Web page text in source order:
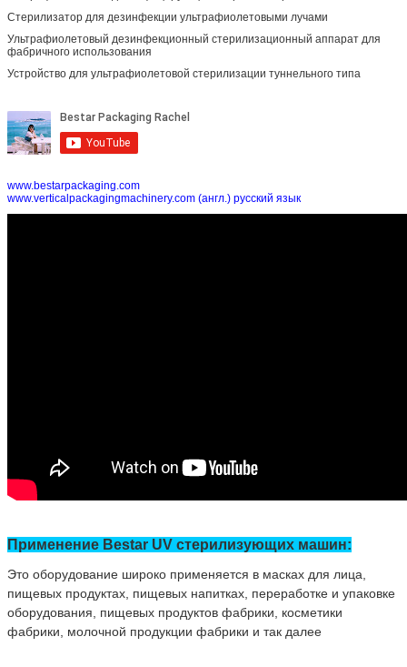
Стерилизатор для дезинфекции ультрафиолетовыми лучами
Ультрафиолетовый дезинфекционный стерилизационный аппарат для
фабричного использования
Устройство для ультрафиолетовой стерилизации туннельного типа
www.bestarpackaging.com
www.verticalpackagingmachinery.com (англ.) русский язык
Применение Bestar UV стерилизующих машин:
Это оборудование широко применяется в масках для лица,
пищевых продуктах, пищевых напитках, переработке и упаковке
оборудования, пищевых продуктов фабрики, косметики
фабрики, молочной продукции фабрики и так далее